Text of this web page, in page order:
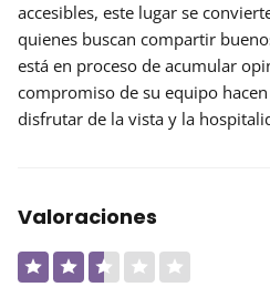
accesibles, este lugar se
quienes buscan compartir
está en proceso de acumular
compromiso de su equipo
disfrutar de la vista y la
Valoraciones